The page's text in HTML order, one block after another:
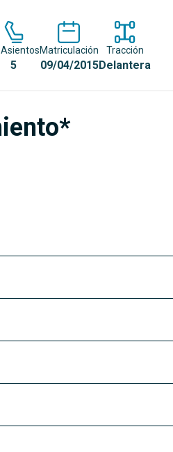
Asientos
5
Matriculación
09/04/2015
Tracción
Delantera